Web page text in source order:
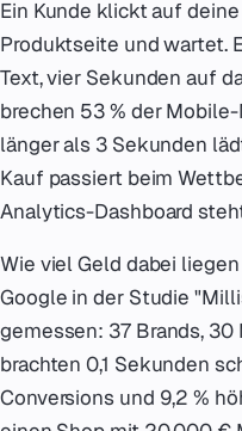
Ein Kunde klickt auf
Produktseite und wartet.
Text, vier Sekunden auf
brechen 53 % der
länger als 3 Sekunden
Kauf passiert beim
Analytics-Dashboard
Wie viel Geld dabei
Google in der Studie
gemessen: 37 Brands,
brachten 0,1 Sekunden
Conversions und 9,2 %